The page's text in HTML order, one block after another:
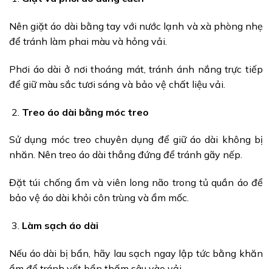
Nên giặt áo dài bằng tay với nước lạnh và xà phòng nhẹ
để tránh làm phai màu và hỏng vải.
Phơi áo dài ở nơi thoáng mát, tránh ánh nắng trực tiếp
để giữ màu sắc tươi sáng và bảo vệ chất liệu vải.
Treo áo dài bằng móc treo
Sử dụng móc treo chuyên dụng để giữ áo dài không bị
nhăn. Nên treo áo dài thẳng đứng để tránh gãy nếp.
Đặt túi chống ẩm và viên long não trong tủ quần áo để
bảo vệ áo dài khỏi côn trùng và ẩm mốc.
Làm sạch áo dài
Nếu áo dài bị bẩn, hãy lau sạch ngay lập tức bằng khăn